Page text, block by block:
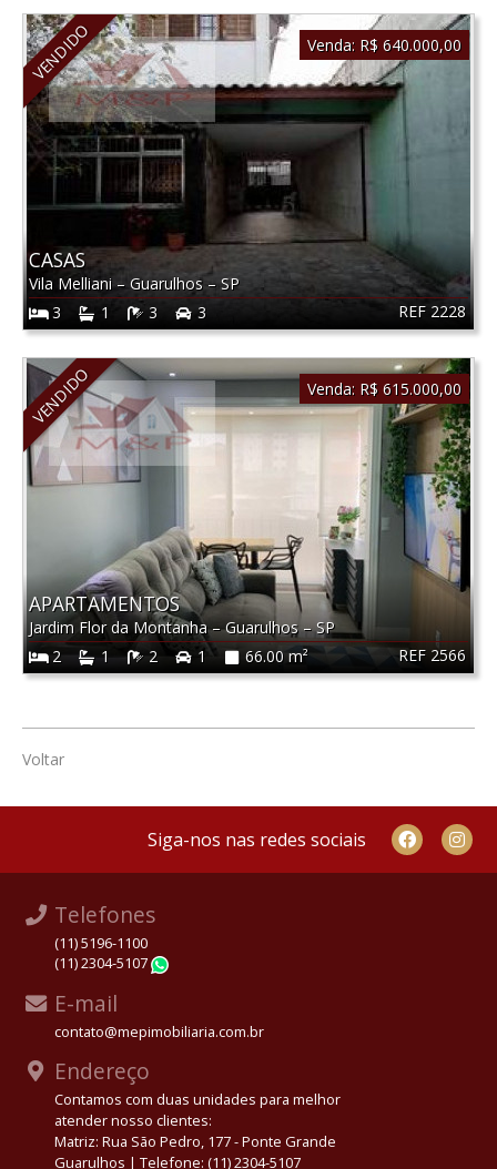
VENDIDO
REF 2228
CASAS
Vila Melliani– Guarulhos –SP
3
1 3 3
Venda: R$ 640.000,00
VENDIDO
REF 2566
APARTAMENTOS
Jardim Flor da Montanha–Guarulhos–SP
2
1 2 1 66.00 m²
Venda: R$ 615.000,00
Voltar
Siga-nos nas redes sociais
Telefones
(11) 5196-1100
(11) 2304-5107
E-mail
contato@mepimobiliaria.com.br
Endereço
Contamos com duas unidades para melhor
atender nosso clientes:
Matriz: Rua São Pedro, 177 - Ponte Grande
Guarulhos | Telefone: (11) 2304-5107